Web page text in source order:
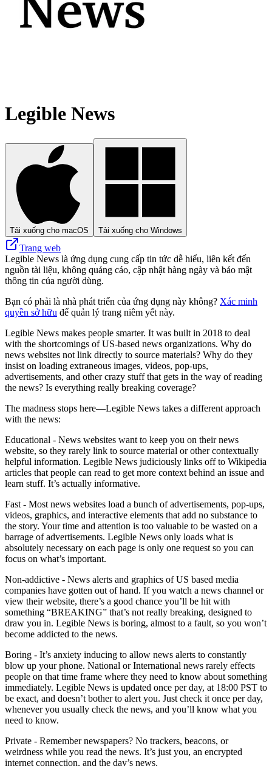
Legible News
Tải xuống cho macOS Tải xuống cho Windows
Trang web
Legible News là ứng dụng cung cấp tin tức dễ hiểu, liên kết đến
nguồn tài liệu, không quảng cáo, cập nhật hàng ngày và bảo mật
thông tin của người dùng.
Bạn có phải là nhà phát triển của ứng dụng này không? Xác minh
quyền sở hữu để quản lý trang niêm yết này.
Legible News makes people smarter. It was built in 2018 to deal
with the shortcomings of US-based news organizations. Why do
news websites not link directly to source materials? Why do they
insist on loading extraneous images, videos, pop-ups,
advertisements, and other crazy stuff that gets in the way of reading
the news? Is everything really breaking coverage?
The madness stops here—Legible News takes a different approach
with the news:
Educational - News websites want to keep you on their news
website, so they rarely link to source material or other contextually
helpful information. Legible News judiciously links off to Wikipedia
articles that people can read to get more context behind an issue and
learn stuff. It’s actually informative.
Fast - Most news websites load a bunch of advertisements, pop-ups,
videos, graphics, and interactive elements that add no substance to
the story. Your time and attention is too valuable to be wasted on a
barrage of advertisements. Legible News only loads what is
absolutely necessary on each page is only one request so you can
focus on what’s important.
Non-addictive - News alerts and graphics of US based media
companies have gotten out of hand. If you watch a news channel or
view their website, there’s a good chance you’ll be hit with
something “BREAKING” that’s not really breaking, designed to
draw you in. Legible News is boring, almost to a fault, so you won’t
become addicted to the news.
Boring - It’s anxiety inducing to allow news alerts to constantly
blow up your phone. National or International news rarely effects
people on that time frame where they need to know about something
immediately. Legible News is updated once per day, at 18:00 PST to
be exact, and doesn’t bother to alert you. Just check it once per day,
whenever you usually check the news, and you’ll know what you
need to know.
Private - Remember newspapers? No trackers, beacons, or
weirdness while you read the news. It’s just you, an encrypted
internet connection, and the day’s news.